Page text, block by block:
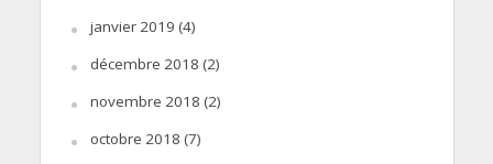
janvier 2019 (4)
décembre 2018 (2)
novembre 2018 (2)
octobre 2018 (7)